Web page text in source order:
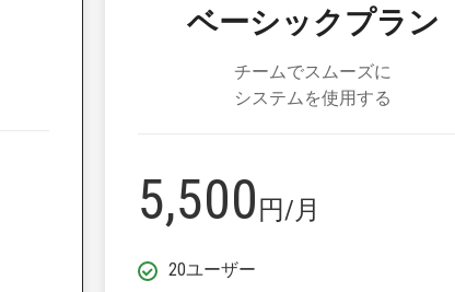
ベーシックプラン
チームでスムーズに
システムを使用する
5,500 円/月
20ユーザー